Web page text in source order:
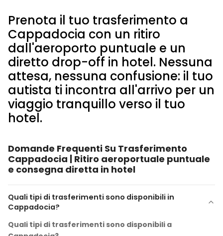
Prenota il tuo trasferimento a
Cappadocia con un ritiro
dall'aeroporto puntuale e un
diretto drop-off in hotel. Nessuna
attesa, nessuna confusione: il tuo
autista ti incontra all'arrivo per un
viaggio tranquillo verso il tuo
hotel.
Domande Frequenti Su Trasferimento
Cappadocia | Ritiro aeroportuale puntuale
e consegna diretta in hotel
Quali tipi di trasferimenti sono disponibili in
Cappadocia?
Quali tipi di trasferimenti sono disponibili a